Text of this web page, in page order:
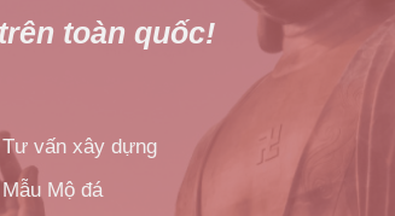
toàn quốc!
Tư vấn xây dựng
Mẫu Mộ đá